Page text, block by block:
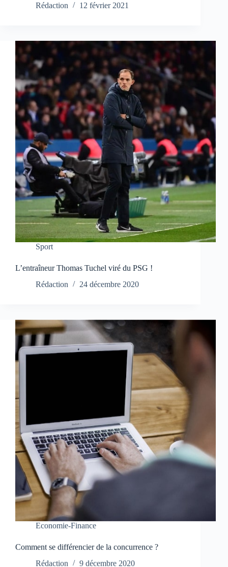
Rédaction
12 février 2021
Sport
L’entraîneur Thomas Tuchel viré du PSG !
Rédaction
24 décembre 2020
Economie-Finance
Comment se différencier de la concurrence ?
Rédaction
9 décembre 2020